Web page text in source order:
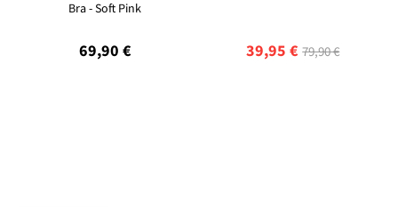
Bra - Soft Pink
69,90 € 39,95 € 79,90 €